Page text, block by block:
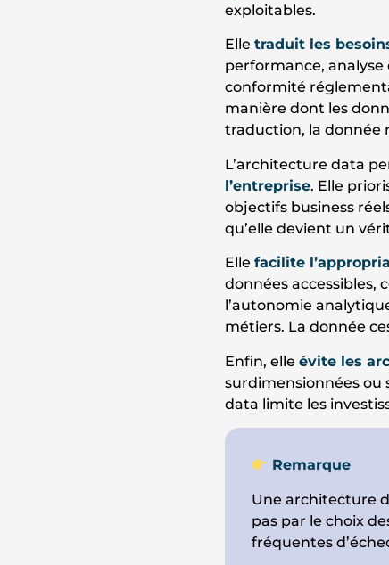
exploitables.
Elle traduit les
performance,
conformité
manière dont les
traduction, la donnée
L’architecture data
l’entreprise. Elle
objectifs business
qu’elle devient un
Elle facilite
données accessibles,
l’autonomie
métiers. La donnée
Enfin, elle évite les
surdimensionnées ou
data limite les
Remarque
Une architecture
pas par le choix
fréquentes